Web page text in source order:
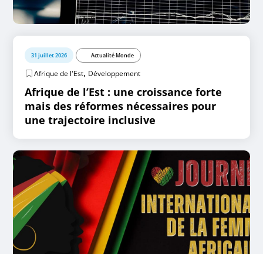
31 juillet 2026 Actualité Monde
Afrique de l'Est, Développement
Afrique de l’Est : une croissance forte
mais des réformes nécessaires pour
une trajectoire inclusive